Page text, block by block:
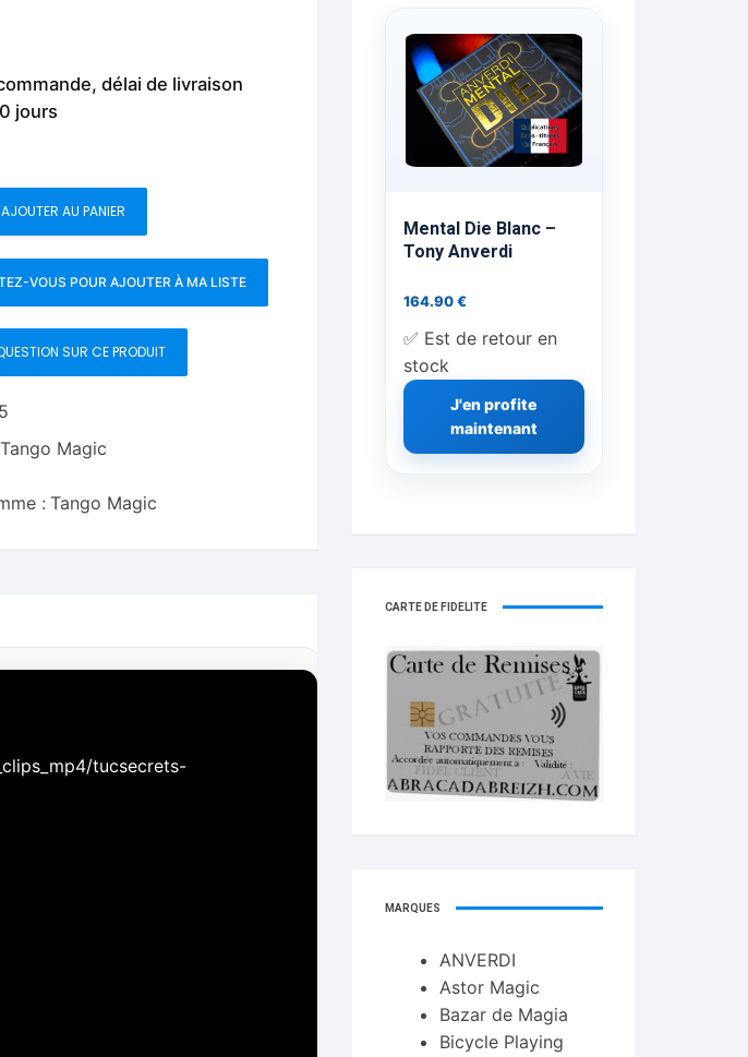
Mentalisme close up
La Magie pour les Enfants
de Pièces
Neige, rubans, FP, Foulards …
délai de livraison
jours
AJOUTER AU PANIER
VOUS POUR AJOUTER À MA LISTE
SUR CE PRODUIT
Tango Magic
: Tango Magic
tucsecrets-
Mental Die Blanc –
Tony Anverdi
164.90€
✅ Est de retour en
stock
J'en profite
maintenant
CARTE DE FIDELITÉ
MARQUES
ANVERDI
Astor Magic
Bazar de Magia
Bicycle Playing